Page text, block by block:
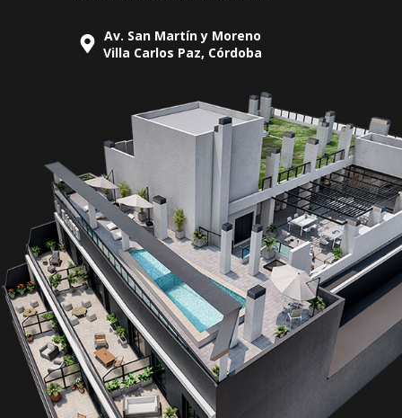
Av. San Martín y Moreno
Villa Carlos Paz, Córdoba